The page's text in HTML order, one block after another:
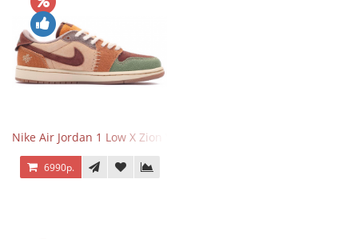
Nike Air Jordan 1 Low X Zion Williamson Voodoo
6990р.